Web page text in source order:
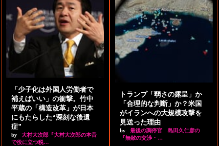
「少子化は外国人労働者で
補えばいい」の衝撃。竹中
平蔵の「構造改革」が日本
にもたらした“深刻な後遺
症”
by
大村大次郎『大村大次郎の本音
で役に立つ税…
トランプ「弱さの露呈」か
「合理的な判断」か？米国
がイランへの大規模攻撃を
見送った理由
by
最後の調停官 島田久仁彦の
『無敵の交渉・…